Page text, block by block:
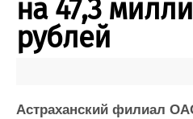
Судостроение
Пульс
Репутация
на 47,3
рублей
Астраханский филиал